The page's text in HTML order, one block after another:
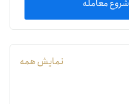
شروع معامله
نمایش همه